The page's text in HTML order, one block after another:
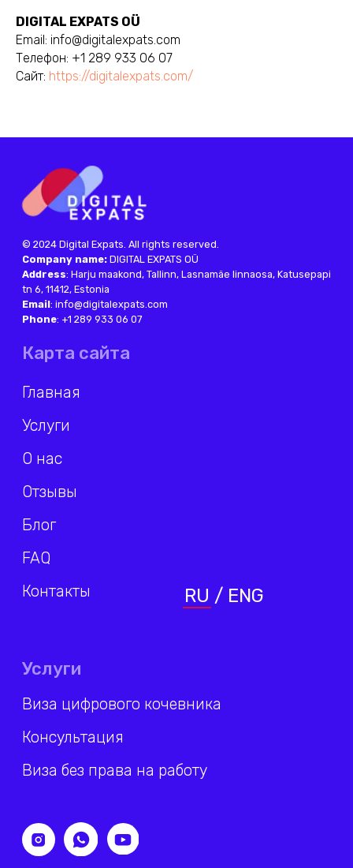
DIGITAL EXPATS OÜ
Email: info@digitalexpats.com
Телефон: +1 289 933 06 07
Сайт: https://digitalexpats.com/